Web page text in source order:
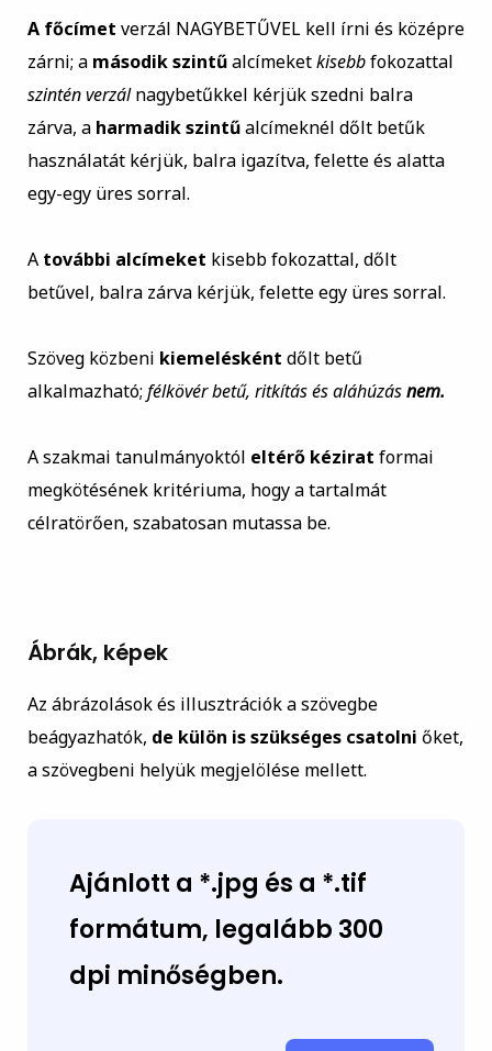
A főcímet verzál NAGYBETŰVEL kell írni és középre
zárni; amásodik szintűalcímeketkisebbfokozattal
szintén verzálnagybetűkkel kérjük szedni balra
zárva, a harmadik szintűalcímeknél dőlt betűk
használatát kérjük, balra igazítva, felette és alatta
egy-egy üres sorral.
Atovábbi alcímeket kisebb fokozattal, dőlt
betűvel, balra zárva kérjük, felette egy üres sorral.
Szöveg közbeni kiemelésként dőlt betű
alkalmazható; félkövér betű, ritkítás és aláhúzásnem.
A szakmai tanulmányoktól eltérő kézirat formai
megkötésének kritériuma, hogy a tartalmát
célratörően, szabatosan mutassa be.
Ábrák, képek
Az ábrázolások és illusztrációk a szövegbe
beágyazhatók, de külön is szükséges csatolni őket,
a szövegbeni helyük megjelölése mellett.
Ajánlott a *.jpg és a *.tif
formátum, legalább 300
dpi minőségben.